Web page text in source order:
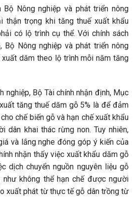
Nông nghiệp và phát triển nông
thận trọng khi tăng thuế xuất khẩu
có lộ trình cụ thể. Với chính sách
Bộ Nông nghiệp và phát triển nông
dăm theo lộ trình mỗi năm tăng
nghiệp, Bộ Tài chính nhận định, Mục
tăng thuế dăm gỗ 5% là để đảm
chế biến gỗ và hạn chế xuất khẩu
dân khai thác rừng non. Tuy nhiên,
và lắng nghe đóng góp ý kiến của
nhận thấy việc xuất khẩu dăm gỗ
dịch chuyển nguồn nguyên liệu gỗ
như không thể hạn chế được người
xuất phát từ thực tế gỗ dân trồng từ